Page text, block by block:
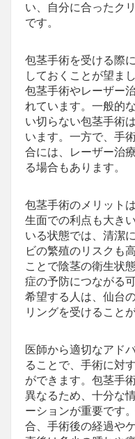
い、自分に合ったク
です。
包茎手術を受ける際
しておくことが望ま
包茎手術やレーザー
れています。一般的
い切らない包茎手術
います。一方で、手
合には、レーザー治
る場合もあります。
包茎手術のメリット
生面での利点も大き
いる状態では、清潔
ビの繁殖のリスクも
ことで陰茎の衛生状
症の予防につながる
希望する人は、仙台
リングを受けること
医師から適切なアド
ることで、手術に対
ができます。包茎手
異なるため、十分な
ーションが重要です
合、手術後の経過や